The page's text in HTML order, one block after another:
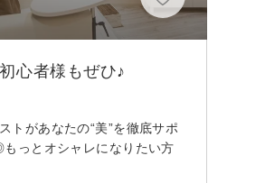
心者様もぜひ♪
トがあなたの“美”を徹底サポ
っとオシャレになりたい方